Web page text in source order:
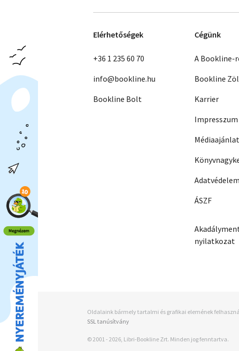
Elérhetőségek
+36 1 235 60 70
info@bookline.hu
Bookline Bolt
Cégünk
A Bookline-
Bookline
Karrier
Impresszum
Médiaajánlat
Adatvédelem
ÁSZF
nyilatkozat
Oldalaink bármely tartalmi és grafikai elemének
SSL tanúsítvány
© 2001 - 2026, Libri-Bookline Zrt. Minden jog fenntartva.